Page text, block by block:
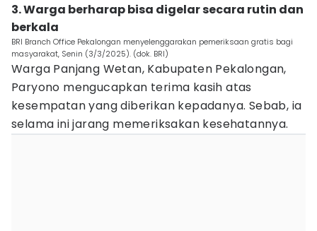
3. Warga berharap bisa digelar secara rutin dan
berkala
BRI Branch Office Pekalongan menyelenggarakan pemeriksaan gratis bagi
masyarakat, Senin (3/3/2025). (dok. BRI)
Warga Panjang Wetan, Kabupaten Pekalongan,
Paryono mengucapkan terima kasih atas
kesempatan yang diberikan kepadanya. Sebab, ia
selama ini jarang memeriksakan kesehatannya.